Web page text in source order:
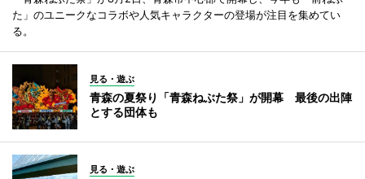
た」のユニークなコラボや人気キャラクターの登場が注目を集めてい
る。
見る・遊ぶ
青森の夏祭り「青森ねぶた祭」が開幕 最後の出陣
とする団体も
見る・遊ぶ